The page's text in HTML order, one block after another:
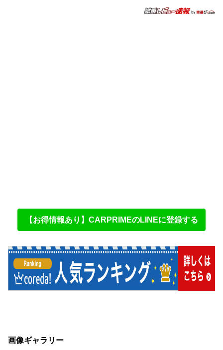
【お得情報あり】CARPRIMEのLINEに登録する
画像ギャラリー